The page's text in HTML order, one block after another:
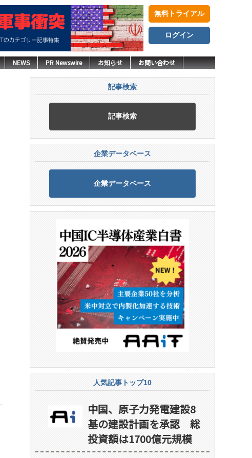
無料トライアル
ログイン
NEWS PR Newswire お知らせ お問い合わせ
記事検索
記事検索
企業データベース
企業データベース
人気記事トップ10
中国、原子力発電建設8
基の建設計画を承認 総
投資額は1700億元規模